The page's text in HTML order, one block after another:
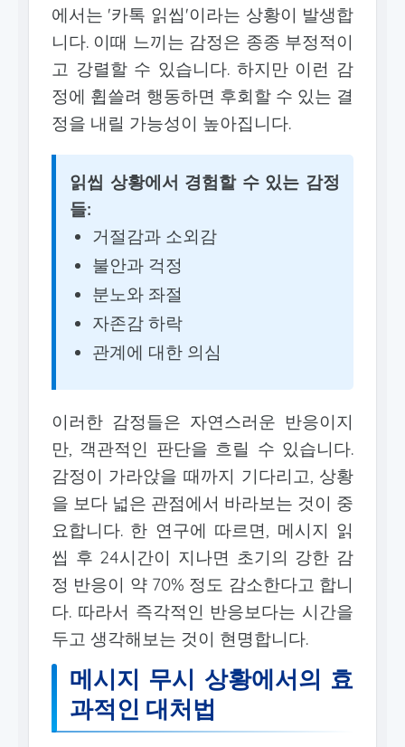
에서는 '카톡 읽씹'이라는 상황이 발생합
니다. 이때 느끼는 감정은 종종 부정적이
고 강렬할 수 있습니다. 하지만 이런 감
정에 휩쓸려 행동하면 후회할 수 있는 결
정을 내릴 가능성이 높아집니다.
읽씹 상황에서 경험할 수 있는 감정
들:
거절감과 소외감
불안과 걱정
분노와 좌절
자존감 하락
관계에 대한 의심
이러한 감정들은 자연스러운 반응이지
만, 객관적인 판단을 흐릴 수 있습니다.
감정이 가라앉을 때까지 기다리고, 상황
을 보다 넓은 관점에서 바라보는 것이 중
요합니다. 한 연구에 따르면, 메시지 읽
씹 후 24시간이 지나면 초기의 강한 감
정 반응이 약 70% 정도 감소한다고 합니
다. 따라서 즉각적인 반응보다는 시간을
두고 생각해보는 것이 현명합니다.
메시지 무시 상황에서의 효
과적인 대처법